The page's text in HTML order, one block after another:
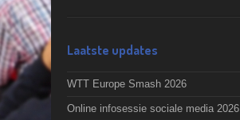
Laatste updates
WTT Europe Smash 2026
Online infosessie sociale media 2026